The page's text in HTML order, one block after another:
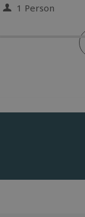
1 Person